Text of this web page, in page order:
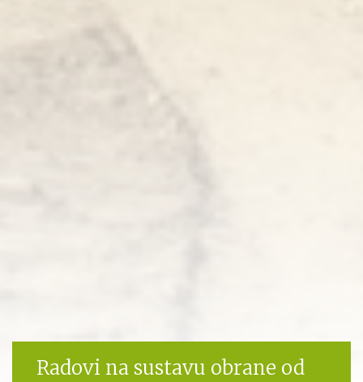
Radovi na sustavu obrane od